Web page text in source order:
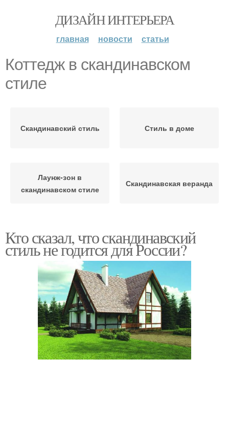
ДИЗАЙН ИНТЕРЬЕРА
главная новости статьи
Коттедж в скандинавском
стиле
Скандинавский стиль Стиль в доме
Лаунж-зон в
скандинавском стиле
Скандинавская веранда
Кто сказал, что скандинавский
стиль не годится для России?